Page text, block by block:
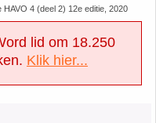
HAVO 4 (deel 2) 12e editie, 2020
lid om 18.250
Klik hier...